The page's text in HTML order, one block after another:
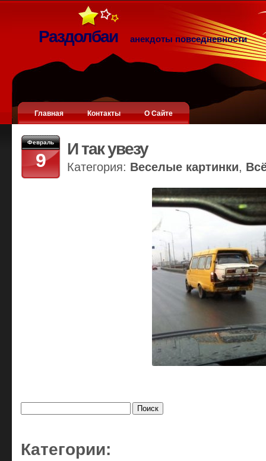
Раздолбаи анекдоты повседневности
Главная Контакты О Сайте
Февраль
9
И так увезу
Категория: Веселые картинки,
Категории: